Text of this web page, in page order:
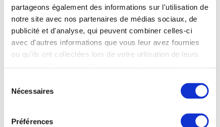
partageons également des informations sur l'utilisation de
notre site avec nos partenaires de médias sociaux, de
publicité et d'analyse, qui peuvent combiner celles-ci
avec d'autres informations que vous leur avez fournies
ou qu'ils ont collectées lors de votre utilisation de leurs
Nécessaires
Préférences